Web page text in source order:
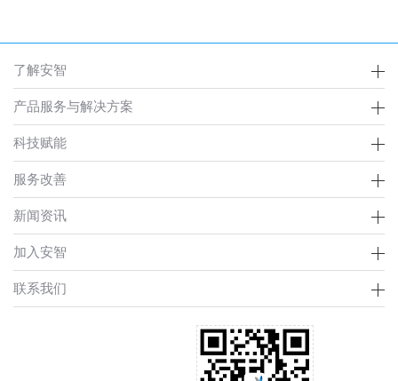
了解安智
产品服务与解决方案
科技赋能
服务改善
新闻资讯
加入安智
联系我们